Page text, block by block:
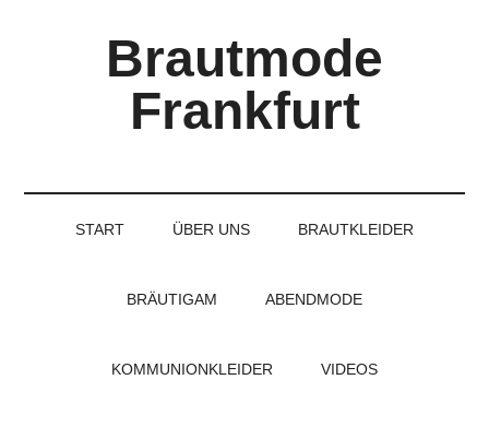
Brautmode
Frankfurt
START ÜBER UNS BRAUTKLEIDER
BRÄUTIGAM ABENDMODE
KOMMUNIONKLEIDER VIDEOS